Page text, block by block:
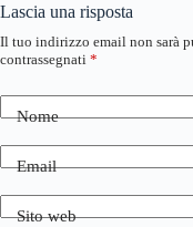
Lascia una risposta
Il tuo indirizzo email non sarà
contrassegnati *
Nome
Email
Sito web